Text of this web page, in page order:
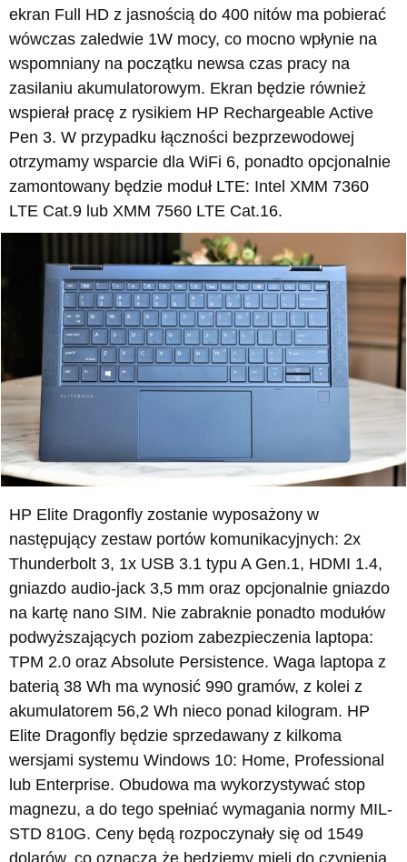
ekran Full HD z jasnością do 400 nitów ma pobierać
wówczas zaledwie 1W mocy, co mocno wpłynie na
wspomniany na początku newsa czas pracy na
zasilaniu akumulatorowym. Ekran będzie również
wspierał pracę z rysikiem HP Rechargeable Active
Pen 3. W przypadku łączności bezprzewodowej
otrzymamy wsparcie dla WiFi 6, ponadto opcjonalnie
zamontowany będzie moduł LTE: Intel XMM 7360
LTE Cat.9 lub XMM 7560 LTE Cat.16.
HP Elite Dragonfly zostanie wyposażony w
następujący zestaw portów komunikacyjnych: 2x
Thunderbolt 3, 1x USB 3.1 typu A Gen.1, HDMI 1.4,
gniazdo audio-jack 3,5 mm oraz opcjonalnie gniazdo
na kartę nano SIM. Nie zabraknie ponadto modułów
podwyższających poziom zabezpieczenia laptopa:
TPM 2.0 oraz Absolute Persistence. Waga laptopa z
baterią 38 Wh ma wynosić 990 gramów, z kolei z
akumulatorem 56,2 Wh nieco ponad kilogram. HP
Elite Dragonfly będzie sprzedawany z kilkoma
wersjami systemu Windows 10: Home, Professional
lub Enterprise. Obudowa ma wykorzystywać stop
magnezu, a do tego spełniać wymagania normy MIL-
STD 810G. Ceny będą rozpoczynały się od 1549
dolarów, co oznacza że będziemy mieli do czynienia